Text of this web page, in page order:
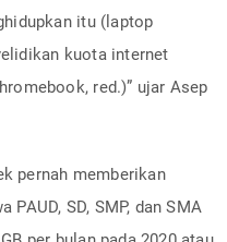
itu (laptop
kuota internet
red.)” ujar Asep
pernah memberikan
SD, SMP, dan SMA